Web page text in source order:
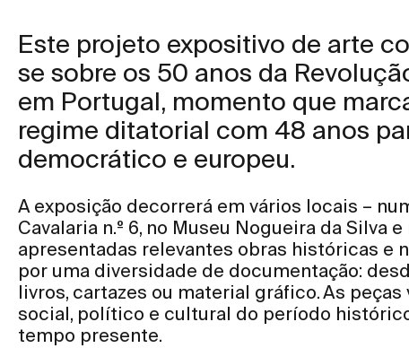
Este projeto expositivo de arte
se sobre os 50 anos da
em Portugal, momento que
regime ditatorial com 48 anos
democrático e europeu.
A exposição decorrerá em vários locais –
Cavalaria n.º 6, no Museu Nogueira da Silva
apresentadas relevantes obras históricas e
por uma diversidade de documentação:
livros, cartazes ou material gráfico. As
social, político e cultural do período
tempo presente.